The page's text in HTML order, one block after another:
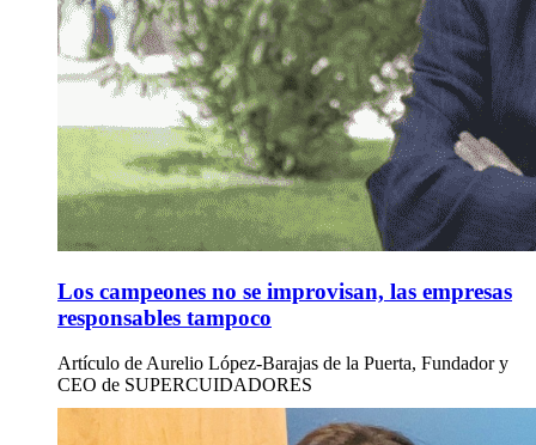
Los campeones no se improvisan, las empresas
responsables tampoco
Artículo de Aurelio López-Barajas de la Puerta, Fundador y
CEO de SUPERCUIDADORES